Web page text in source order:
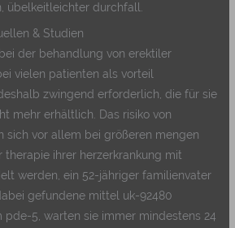
übelkeitleichter durchfall.
& Studien
der behandlung von erektiler
vielen patienten als vorteil
zwingend erforderlich, die für sie
mehr erhältlich. Das risiko von
sich vor allem bei größeren mengen
therapie ihrer herzerkrankung mit
werden, ein 52-jähriger familienvater
gefundene mittel uk-92480
pde-5, warten sie immer mindestens 24